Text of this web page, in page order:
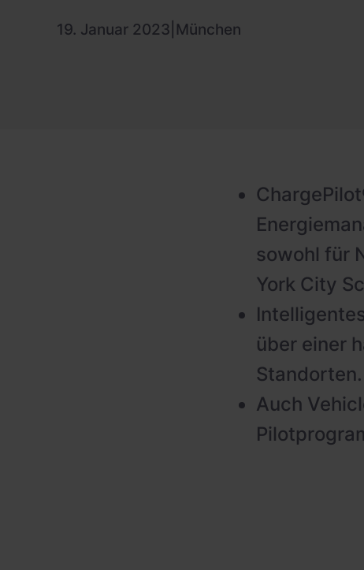
Gewerbespeicher
19. Januar 2023 München
sowohl für
York City
über einer
Standorten.
Auch